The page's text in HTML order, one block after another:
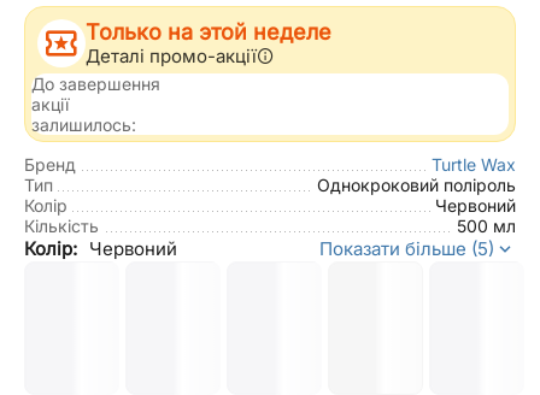
Только на этой неделе
Деталі промо-акції
До завершення
акції
залишилось:
Бренд
Turtle Wax
Тип
Однокроковий поліроль
Колір
Червоний
Кількість
500 мл
Колір: Червоний Показати більше (5)